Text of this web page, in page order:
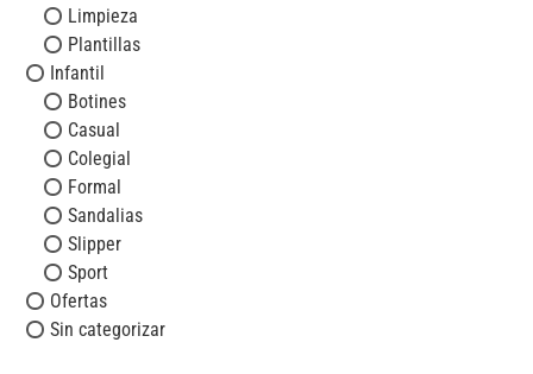
Limpieza
Plantillas
Infantil
Botines
Casual
Colegial
Formal
Sandalias
Slipper
Sport
Ofertas
Sin categorizar